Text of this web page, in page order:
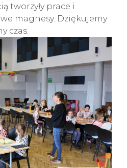
tworzyły prace i
magnesy. Dziękujemy
czas.